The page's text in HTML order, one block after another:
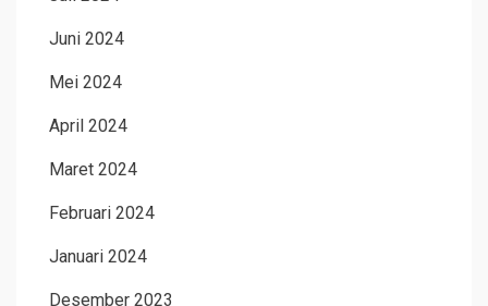
Juni 2024
Mei 2024
April 2024
Maret 2024
Februari 2024
Januari 2024
Desember 2023